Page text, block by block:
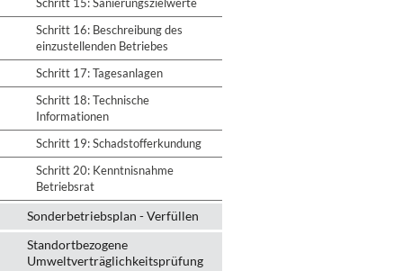
Schritt 16: Beschreibung des
einzustellenden Betriebes
Schritt 17: Tagesanlagen
Schritt 18: Technische
Informationen
Schritt 19: Schadstofferkundung
Schritt 20: Kenntnisnahme
Betriebsrat
Sonderbetriebsplan - Verfüllen
Standortbezogene
Umweltverträglichkeitsprüfung